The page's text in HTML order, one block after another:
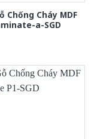
Chống Cháy MDF
a-SGD